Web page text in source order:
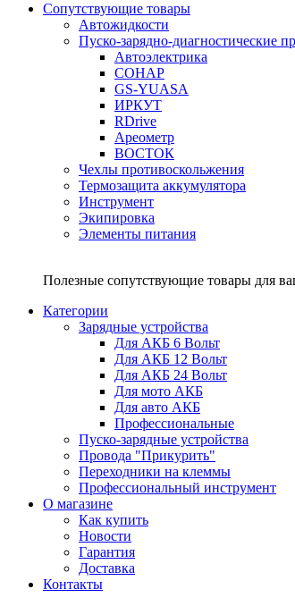
Сопутствующие товары
Автожидкости
Пуско-зарядно-диагностические
Автоэлектрика
СОНАР
GS-YUASA
ИРКУТ
RDrive
Ареометр
ВОСТОК
Чехлы противоскольжения
Термозащита аккумулятора
Инструмент
Экипировка
Элементы питания
Полезные сопутствующие товары для
Категории
Зарядные устройства
Для АКБ 6 Вольт
Для АКБ 12 Вольт
Для АКБ 24 Вольт
Для мото АКБ
Для авто АКБ
Профессиональные
Пуско-зарядные устройства
Провода "Прикурить"
Переходники на клеммы
Профессиональный инструмент
О магазине
Как купить
Новости
Гарантия
Доставка
Контакты